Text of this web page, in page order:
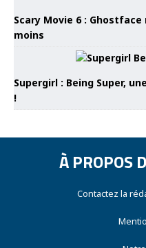
Scary Movie 6 :
moins
Supergirl : Being Super,
!
À PROPOS
Contactez la